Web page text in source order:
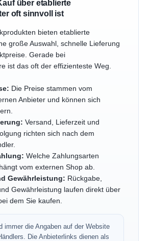
über etablierte
oft sinnvoll ist
bieten etablierte
große Auswahl, schnelle Lieferung
Gerade bei
ist das oft der effizienteste Weg.
Die Preise stammen vom
Anbieter und können sich
Versand, Lieferzeit und
richten sich nach dem
Welche Zahlungsarten
vom externen Shop ab.
Gewährleistung: Rückgabe,
Gewährleistung laufen direkt über
dem Sie kaufen.
immer die Angaben auf der Website
Die Anbieterlinks dienen als